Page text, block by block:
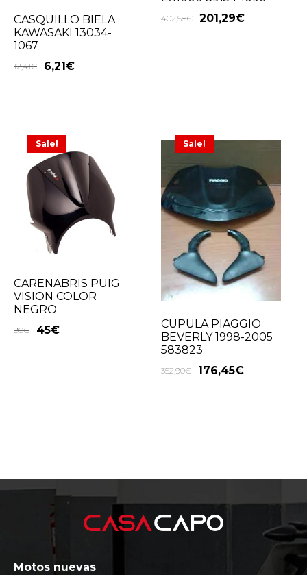
CASQUILLO BIELA
KAWASAKI 13034-
1067
12,41€ 6,21 €
402,58€ 201,29€
Sale!
CARENABRIS PUIG
VISION COLOR
NEGRO
90€ 45€
Sale!
CUPULA PIAGGIO
BEVERLY 1998-2005
583823
352,90€ 176,45€
Motos nuevas